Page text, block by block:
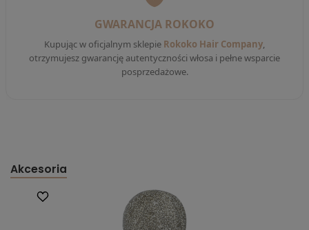
GWARANCJA ROKOKO
Kupując w oficjalnym sklepie Rokoko Hair Company,
otrzymujesz gwarancję autentyczności włosa i pełne wsparcie
posprzedażowe.
Akcesoria